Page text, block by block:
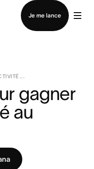
Je me lance
...
gagner
au